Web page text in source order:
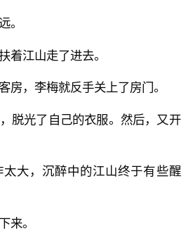
。
着江山走了进去。
房，李梅就反手关上了房门。
脱光了自己的衣服。然后，又开
太大，沉醉中的江山终于有些醒
来。